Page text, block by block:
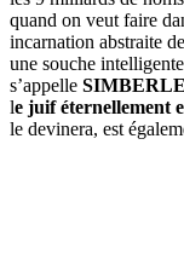
quand on veut faire
incarnation abstraite
une souche
s’appelle
le juif éternellement
le devinera, est